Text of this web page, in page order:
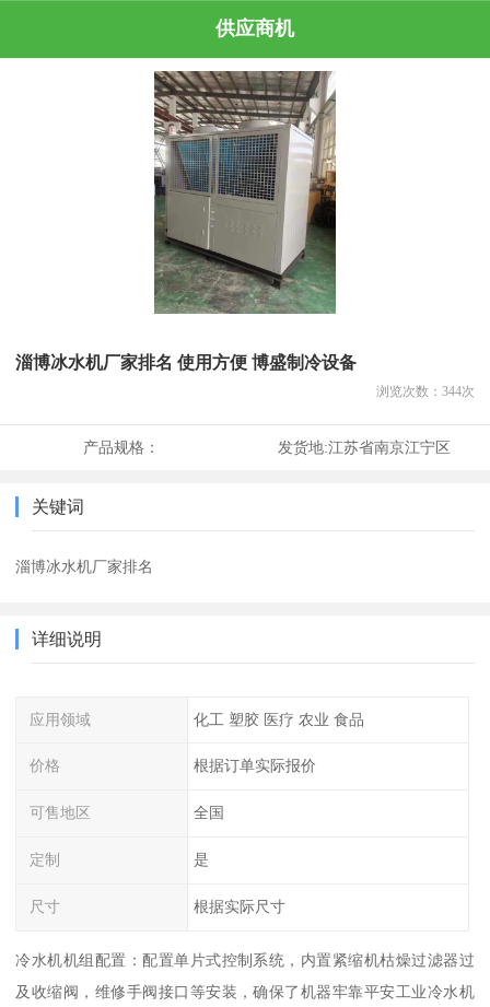
供应商机
淄博冰水机厂家排名 使用方便 博盛制冷设备
浏览次数： 344次
产品规格： 发货地:江苏省南京江宁区
关键词
淄博冰水机厂家排名
详细说明
应用领域 化工 塑胶 医疗 农业 食品
价格 根据订单实际报价
可售地区 全国
定制 是
尺寸 根据实际尺寸
冷水机机组配置：配置单片式控制系统，内置紧缩机枯燥过滤器过
及收缩阀，维修手阀接口等安装，确保了机器牢靠平安工业冷水机